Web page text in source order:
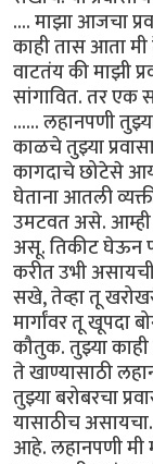
.... माझा आजचा
काही तास आता
वाटतंय की माझी
सांगावित. तर एक
...... लहानपणी
काळचे तुझ्या
कागदाचे छोटेसे
घेताना आतली
उमटवत असे.
असू. तिकीट घेऊन
करीत उभी
सखे, तेव्हा तू
मार्गांवर तू खूपदा
कौतुक. तुझ्या
ते खाण्यासाठी
तुझ्या बरोबरचा
यासाठीच
आहे. लहानपणी मी